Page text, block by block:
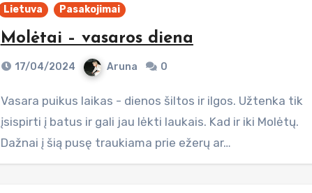
Lietuva Pasakojimai
Molėtai – vasaros diena
17/04/2024 Aruna 0
Vasara puikus laikas - dienos šiltos ir ilgos. Užtenka tik
įsispirti į batus ir gali jau lėkti laukais. Kad ir iki Molėtų.
Dažnai į šią pusę traukiama prie ežerų ar…